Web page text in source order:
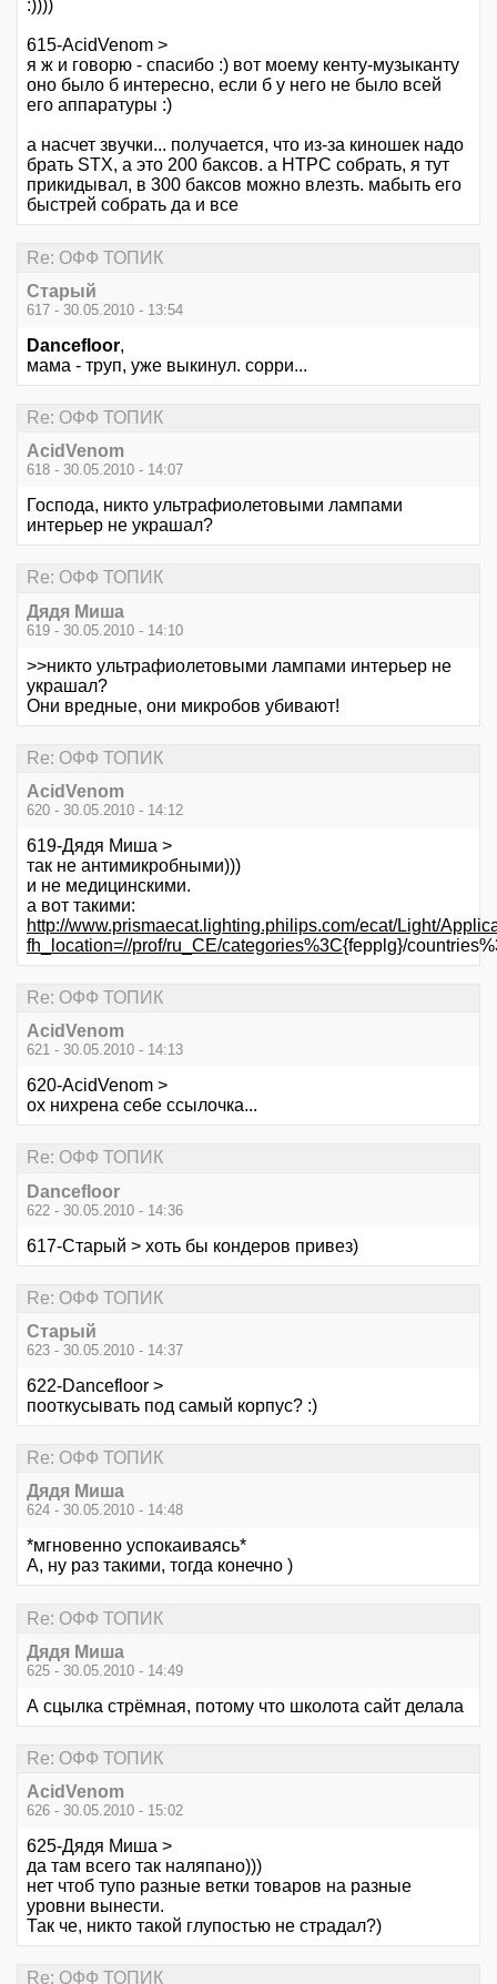
:))))
615-AcidVenom >
я ж и говорю - спасибо :) вот моему кенту-музыканту
оно было б интересно, если б у него не было всей
его аппаратуры :)
а насчет звучки... получается, что из-за киношек надо
брать STX, а это 200 баксов. а НТРС собрать, я тут
прикидывал, в 300 баксов можно влезть. мабыть его
быстрей собрать да и все
Re: ОФФ ТОПИК
Старый
617 - 30.05.2010 - 13:54
Dancefloor,
мама - труп, уже выкинул. сорри...
Re: ОФФ ТОПИК
AcidVenom
618 - 30.05.2010 - 14:07
Господа, никто ультрафиолетовыми лампами
интерьер не украшал?
Re: ОФФ ТОПИК
Дядя Миша
619 - 30.05.2010 - 14:10
>>никто ультрафиолетовыми лампами интерьер не
украшал?
Они вредные, они микробов убивают!
Re: ОФФ ТОПИК
AcidVenom
620 - 30.05.2010 - 14:12
619-Дядя Миша >
так не антимикробными)))
и не медицинскими.
а вот такими:
http://www.prismaecat.lighting.philips.com/ecat/Light/
fh_location=//prof/ru_CE/categories%3C{fepplg}/
Re: ОФФ ТОПИК
AcidVenom
621 - 30.05.2010 - 14:13
620-AcidVenom >
ох нихрена себе ссылочка...
Re: ОФФ ТОПИК
Dancefloor
622 - 30.05.2010 - 14:36
617-Старый > хоть бы кондеров привез)
Re: ОФФ ТОПИК
Старый
623 - 30.05.2010 - 14:37
622-Dancefloor >
пооткусывать под самый корпус? :)
Re: ОФФ ТОПИК
Дядя Миша
624 - 30.05.2010 - 14:48
*мгновенно успокаиваясь*
А, ну раз такими, тогда конечно )
Re: ОФФ ТОПИК
Дядя Миша
625 - 30.05.2010 - 14:49
А сцылка стрёмная, потому что школота сайт делала
Re: ОФФ ТОПИК
AcidVenom
626 - 30.05.2010 - 15:02
625-Дядя Миша >
да там всего так наляпано)))
нет чтоб тупо разные ветки товаров на разные
уровни вынести.
Так че, никто такой глупостью не страдал?)
Re: ОФФ ТОПИК